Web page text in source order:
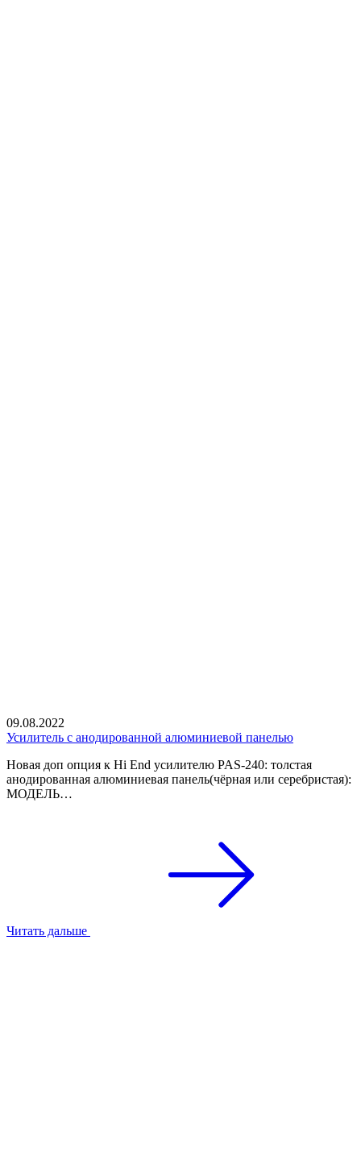
09.08.2022
Усилитель с анодированной алюминиевой панелью
Новая доп опция к Hi End усилителю PAS-240: толстая
анодированная алюминиевая панель(чёрная или серебристая):
МОДЕЛЬ…
Читать дальше